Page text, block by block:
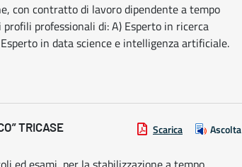
con contratto di lavoro dipendente a tempo
professionali di: A) Esperto in ricerca
in data science e intelligenza artificiale.
TRICASE Scarica Ascolta